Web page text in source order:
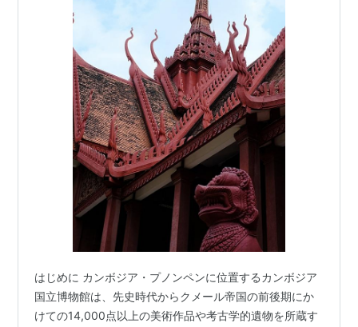
はじめに カンボジア・プノンペンに位置するカンボジア
国立博物館は、先史時代からクメール帝国の前後期にか
けての14,000点以上の美術作品や考古学的遺物を所蔵す